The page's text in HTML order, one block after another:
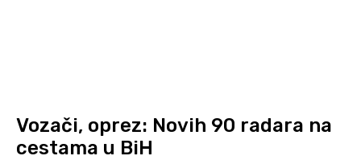
Vozači, oprez: Novih 90 radara na
cestama u BiH